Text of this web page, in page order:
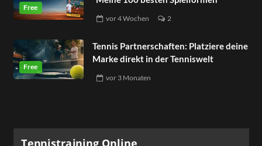
vor4 Wochen 2
Tennis Partnerschaften: Platziere deine
Marke direkt in der Tenniswelt
vor 3 Monaten
Tennistraining Online